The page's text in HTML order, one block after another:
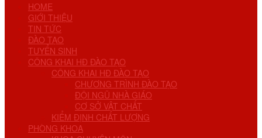
HOME
GIỚI THIỆU
TIN TỨC
ĐÀO TẠO
TUYỂN SINH
CÔNG KHAI HĐ ĐÀO TẠO
CÔNG KHAI HĐ ĐÀO TẠO
CHƯƠNG TRÌNH ĐÀO TẠO
ĐỘI NGŨ NHÀ GIÁO
CƠ SỞ VẬT CHẤT
KIỂM ĐỊNH CHẤT LƯỢNG
PHÒNG KHOA